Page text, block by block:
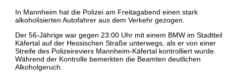
In Mannheim hat die Polizei am Freitagabend einen stark
alkoholisierten Autofahrer aus dem Verkehr gezogen.
Der 56-Jährige war gegen 23:00 Uhr mit einem BMW im Stadtteil
Käfertal auf der Hessischen Straße unterwegs, als er von einer
Streife des Polizeireviers Mannheim-Käfertal kontrolliert wurde.
Während der Kontrolle bemerkten die Beamten deutlichen
Alkoholgeruch.